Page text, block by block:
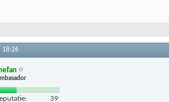
18:26
39